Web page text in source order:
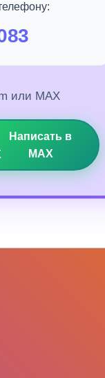
или MAX
Написать в
MAX